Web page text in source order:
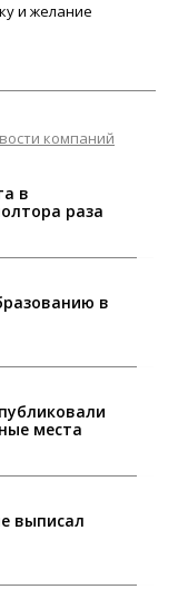
и желание
компаний
в
раза
в
места
выписал